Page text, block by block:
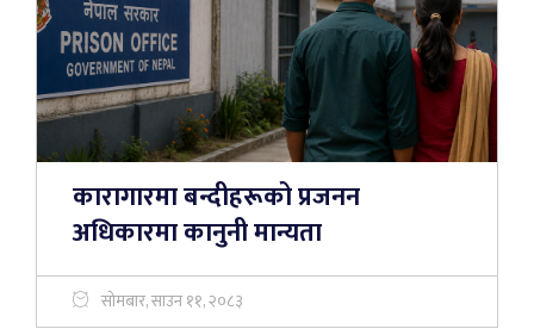
कारागारमा बन्दीहरूको प्रजनन
अधिकारमा कानुनी मान्यता
सोमबार, साउन ११, २०८३